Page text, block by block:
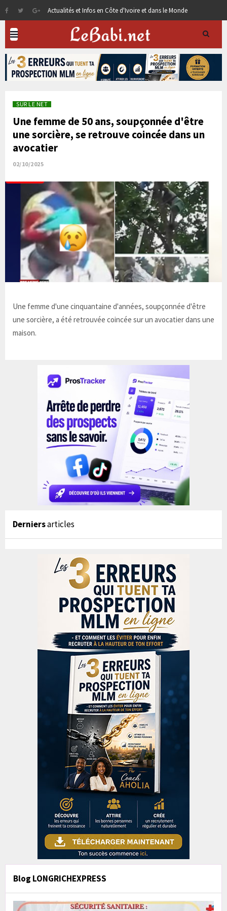
Actualités et Infos en Côte d'Ivoire et dans le Monde
SUR LE NET
Une femme de 50 ans, soupçonnée d'être
une sorcière, se retrouve coincée dans un
avocatier
02/10/2025
Une femme d'une cinquantaine d'années, soupçonnée d'être
une sorcière, a été retrouvée coincée sur un avocatier dans une
maison.
Derniersarticles
Blog LONGRICHEXPRESS